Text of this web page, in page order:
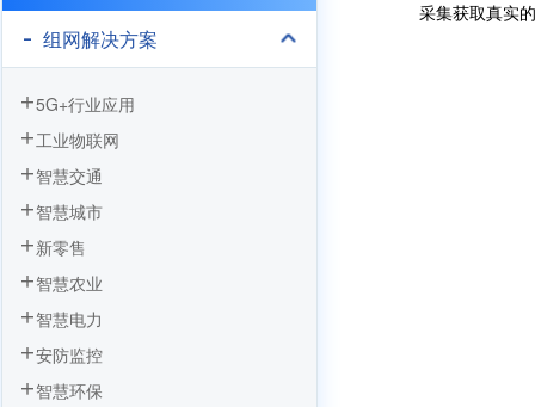
组网解决方案
5G+行业应用
工业物联网
智慧交通
智慧城市
新零售
智慧农业
智慧电力
安防监控
智慧环保
采集获取真实